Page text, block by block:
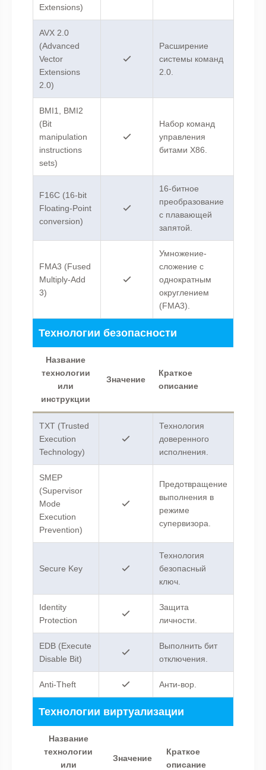
Extensions)
AVX 2.0
(Advanced
Vector
Extensions
2.0)
Расширение
системы команд
2.0.
BMI1, BMI2
(Bit
manipulation
instructions
sets)
Набор команд
управления
битами X86.
F16C (16-bit
Floating-Point
conversion)
16-битное
преобразование
с плавающей
запятой.
FMA3 (Fused
Multiply-Add
3)
Умножение-
сложение с
однократным
округлением
(FMA3).
Технологии безопасности
Название
технологии
или
инструкции
Значение
Краткое
описание
TXT (Trusted
Execution
Technology)
Технология
доверенного
исполнения.
SMEP
(Supervisor
Mode
Execution
Prevention)
Предотвращение
выполнения в
режиме
супервизора.
Secure Key
Технология
безопасный
ключ.
Identity
Protection
Защита
личности.
EDB (Execute
Disable Bit)
Выполнить бит
отключения.
Anti-Theft Анти-вор.
Технологии виртуализации
Название
технологии
или
Значение
Краткое
описание